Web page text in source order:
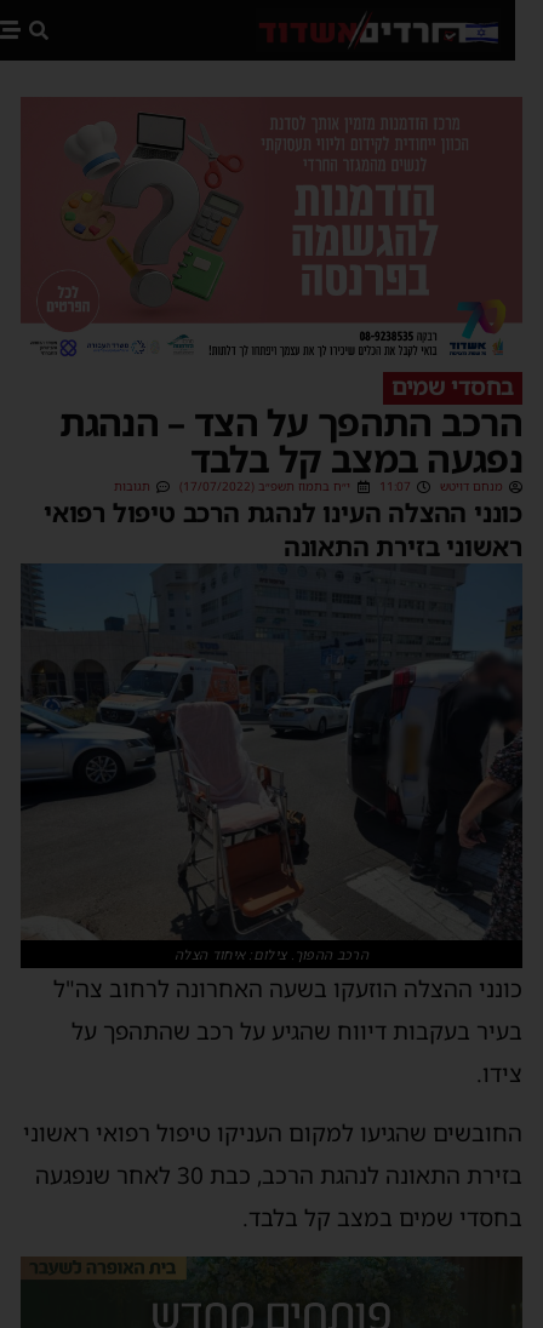
בחסדי שמים
התהפך על הצד – הנהגת
במצב קל בלבד
מנחם דויטש 11:07 י״ח בתמוז תשפ״ב (17/07/2022) תגובות
ההצלה העינו לנהגת הרכב טיפול רפואי
בזירת התאונה
הרכב ההפוך. צילום: איחוד הצלה
ההצלה הוזעקו בשעה האחרונה לרחוב צה"ל
בעקבות דיווח שהגיע על רכב שהתהפך על
שהגיעו למקום העניקו טיפול רפואי ראשוני
בזירת התאונה לנהגת הרכב, כבת 30 לאחר שנפגעה
שמים במצב קל בלבד.